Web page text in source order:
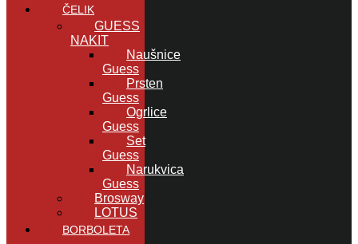
ČELIK
GUESS
NAKIT
Naušnice
Guess
Prsten
Guess
Ogrlice
Guess
Set
Guess
Narukvica
Guess
Brosway
LOTUS
BORBOLETA